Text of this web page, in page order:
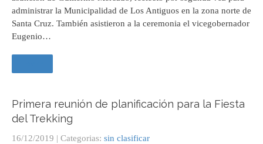
administrar la Municipalidad de Los Antiguos en la zona norte de
Santa Cruz. También asistieron a la ceremonia el vicegobernador
Eugenio…
Primera reunión de planificación para la Fiesta
del Trekking
16/12/2019 | Categorias: sin clasificar